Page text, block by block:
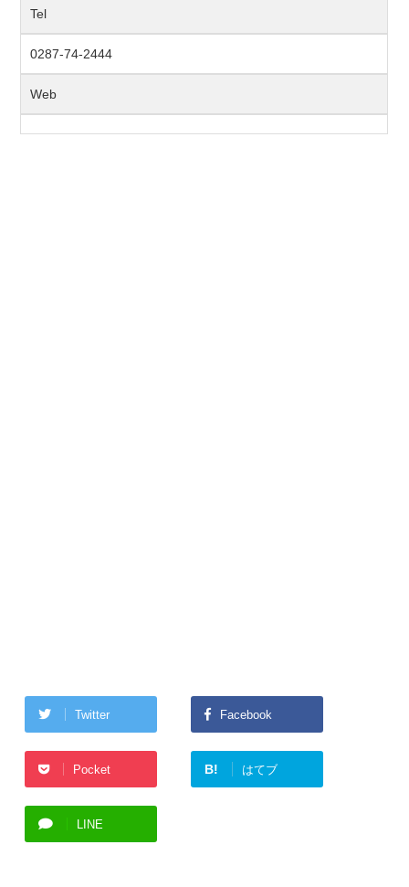
Tel
0287-74-2444
Web
Twitter Facebook
Pocket B! はてブ
LINE